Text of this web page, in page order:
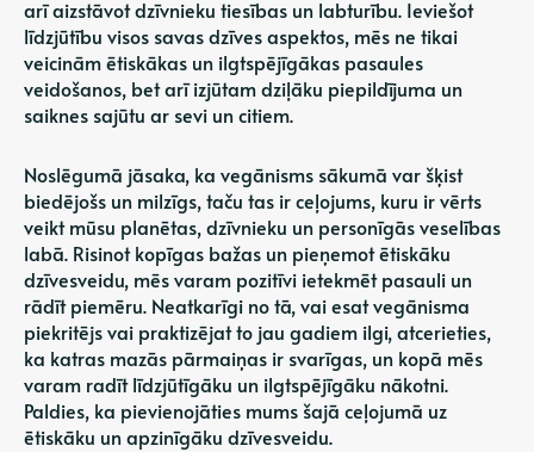
arī aizstāvot dzīvnieku tiesības un labturību. Ieviešot
līdzjūtību visos savas dzīves aspektos, mēs ne tikai
veicinām ētiskākas un ilgtspējīgākas pasaules
veidošanos, bet arī izjūtam dziļāku piepildījuma un
saiknes sajūtu ar sevi un citiem.
Noslēgumā jāsaka, ka vegānisms sākumā var šķist
biedējošs un milzīgs, taču tas ir ceļojums, kuru ir vērts
veikt mūsu planētas, dzīvnieku un personīgās veselības
labā. Risinot kopīgas bažas un pieņemot ētiskāku
dzīvesveidu, mēs varam pozitīvi ietekmēt pasauli un
rādīt piemēru. Neatkarīgi no tā, vai esat vegānisma
piekritējs vai praktizējat to jau gadiem ilgi, atcerieties,
ka katras mazās pārmaiņas ir svarīgas, un kopā mēs
varam radīt līdzjūtīgāku un ilgtspējīgāku nākotni.
Paldies, ka pievienojāties mums šajā ceļojumā uz
ētiskāku un apzinīgāku dzīvesveidu.